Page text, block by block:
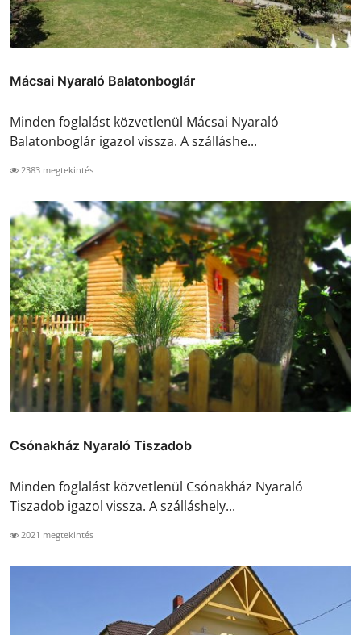
Mácsai Nyaraló Balatonboglár
Minden foglalást közvetlenül Mácsai Nyaraló
Balatonboglár igazol vissza. A szálláshe...
2383 megtekintés
Csónakház Nyaraló Tiszadob
Minden foglalást közvetlenül Csónakház Nyaraló
Tiszadob igazol vissza. A szálláshely...
2021 megtekintés